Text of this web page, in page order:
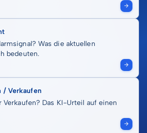
Was die aktuellen
bedeuten.
/ Verkaufen
Verkaufen? Das KI-Urteil auf einen